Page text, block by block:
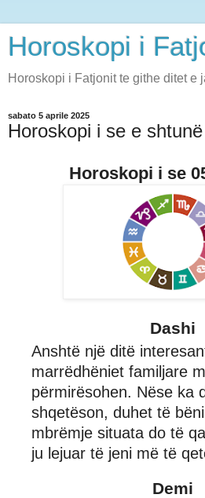
Horoskopi i
Horoskopi i Fatjonit te githe ditet e
sabato 5 aprile 2025
Horoskopi i se e
Horoskopi i se
Dashi
Anshtë një ditë
marrëdhëniet familjare
përmirësohen. Nëse ka
shqetëson, duhet të
mbrëmje situata do të
ju lejuar të jeni më të
Demi